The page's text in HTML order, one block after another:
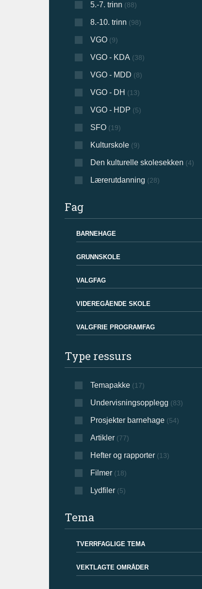
5.-7. trinn (88)
8.-10. trinn (98)
VGO(9)
VGO - KDA (38)
VGO - MDD (8)
VGO - DH (13)
VGO - HDP (5)
SFO(19)
Kulturskole(9)
Den kulturelle skolesekken (4)
Lærerutdanning (28)
Fag
BARNEHAGE
GRUNNSKOLE
VALGFAG
VIDEREGÅENDE SKOLE
VALGFRIE PROGRAMFAG
Type ressurs
Temapakke(17)
Undervisningsopplegg (83)
Prosjekter barnehage(54)
Artikler(77)
Hefter og rapporter(13)
Filmer(18)
Lydfiler(5)
Tema
TVERRFAGLIGE TEMA
VEKTLAGTE OMRÅDER